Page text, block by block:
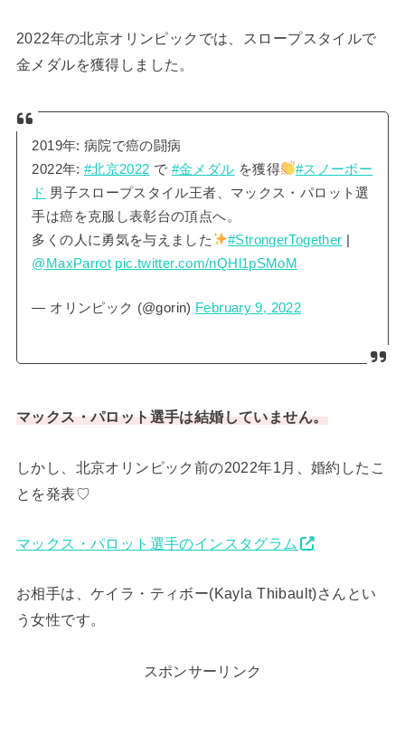
2022年の北京オリンピックでは、スロープスタイルで
金メダルを獲得しました。
2019年: 病院で癌の闘病
2022年: #北京2022 で #金メダル を獲得
#スノーボー
ド 男子スロープスタイル王者、マックス・パロット選
手は癌を克服し表彰台の頂点へ。
多くの人に勇気を与えました
#StrongerTogether |
@MaxParrot pic.twitter.com/nQHl1pSMoM
— オリンピック (@gorin) February 9, 2022
マックス・パロット選手は結婚していません。
しかし、北京オリンピック前の2022年1月、婚約したこ
とを発表♡
マックス・パロット選手のインスタグラム
お相手は、ケイラ・ティボー(Kayla Thibault)さんとい
う女性です。
スポンサーリンク